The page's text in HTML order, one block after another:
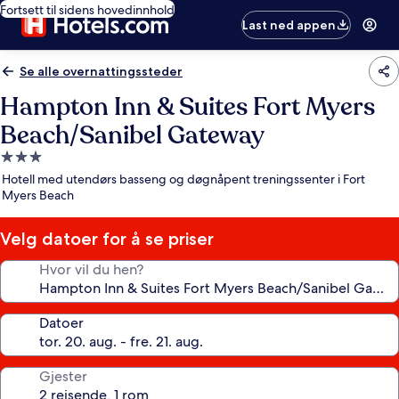
Fortsett til sidens hovedinnhold
Last ned appen
Se alle overnattingssteder
Hampton Inn & Suites Fort Myers
Beach/Sanibel Gateway
Overnattingssted
med
3.0
stjerner
Hotell med utendørs basseng og døgnåpent treningssenter i Fort
Myers Beach
Velg datoer for å se priser
Hvor vil du hen?
Datoer
Gjester